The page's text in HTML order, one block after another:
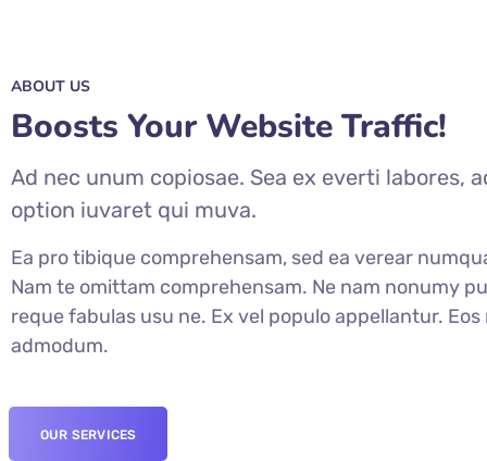
ABOUT US
Boosts Your Website Traffic!
Ad nec unum copiosae. Sea ex everti labores,
option iuvaret qui muva.
Ea pro tibique comprehensam, sed ea verear
Nam te omittam comprehensam. Ne nam nonumy
reque fabulas usu ne. Ex vel populo appellantur.
admodum.
OUR SERVICES